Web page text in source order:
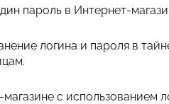
пароль в Интернет-
логина и пароля в
с использованием